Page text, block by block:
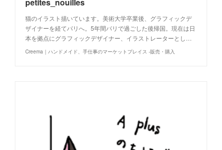
猫のイラスト描いています。美術大学卒業後、グラフィックデ
ザイナーを経てパリへ。5年間パリで過ごした後帰国。現在は日
本を拠点にグラフィックデザイナー、イラストレーターとし…
Creema｜ハンドメイド、手仕事のマーケットプレイス -販売・購入